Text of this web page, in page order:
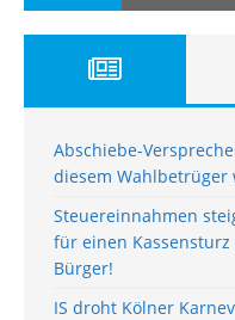
Abschiebe-
diesem Wahlbetrüger
Steuereinnahmen
für einen
Bürger!
IS droht Kölner